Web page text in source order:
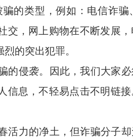
类型，例如：电信诈骗
交，网上购物在不断发展
的突出犯罪。
侵袭。因此，我们大家必
信息，不轻易点击不明链
力的净土，但诈骗分子却